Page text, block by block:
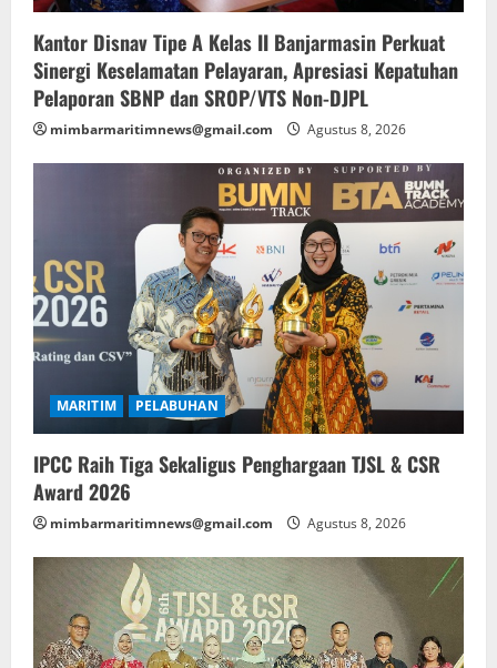
Kantor Disnav Tipe A Kelas II Banjarmasin Perkuat
Sinergi Keselamatan Pelayaran, Apresiasi Kepatuhan
Pelaporan SBNP dan SROP/VTS Non-DJPL
mimbarmaritimnews@gmail.com Agustus 8, 2026
MARITIM PELABUHAN
IPCC Raih Tiga Sekaligus Penghargaan TJSL & CSR
Award 2026
mimbarmaritimnews@gmail.com Agustus 8, 2026